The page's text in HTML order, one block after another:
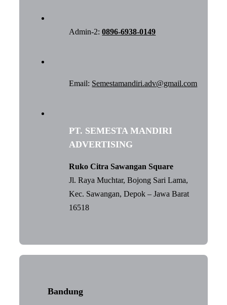
Admin-2:0896-6938-0149
Email: Semestamandiri.adv@gmail.com
PT. SEMESTA MANDIRI
ADVERTISING
Ruko Citra Sawangan Square
Jl. Raya Muchtar, Bojong Sari Lama,
Kec. Sawangan, Depok – Jawa Barat
16518
Bandung